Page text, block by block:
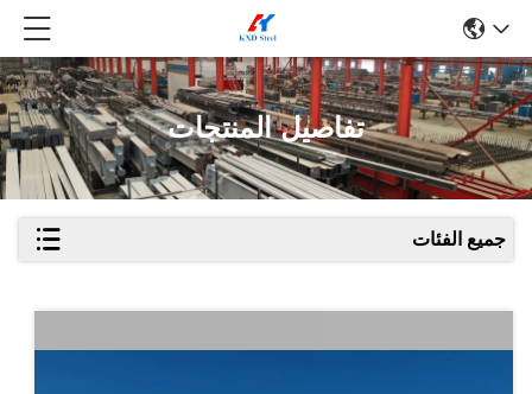
تفاصيل المنتجات
جميع الفئات